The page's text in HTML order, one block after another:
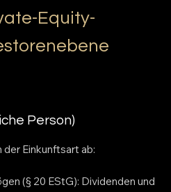
Equity-
Person)
Einkunftsart ab:
(§ 20 EStG): Dividenden und